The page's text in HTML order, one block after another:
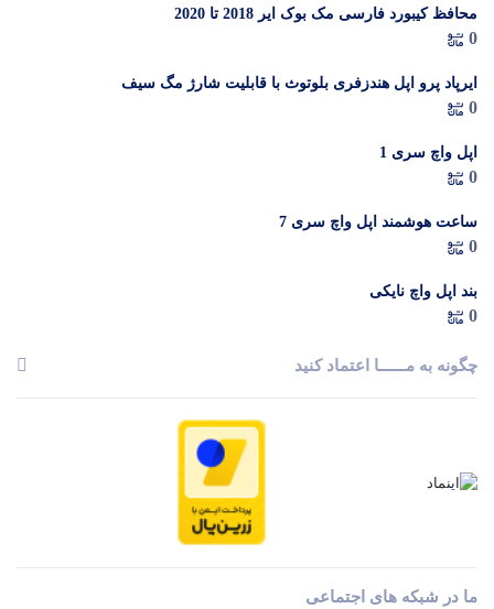
محافظ کیبورد فارسی مک بوک ایر 2018 تا 2020
0
ایرپاد پرو اپل هندزفری بلوتوث با قابلیت شارژ مگ سیف
0
اپل واچ سری 1
0
ساعت هوشمند اپل واچ سری 7
0
بند اپل واچ نایکی
0
چگونه به مــــــا اعتماد کنید
ما در شبکه های اجتماعی